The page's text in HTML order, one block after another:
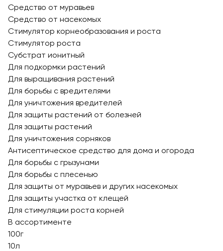
Средство от муравьев
Средство от насекомых
Стимулятор корнеобразования и роста
Стимулятор роста
Субстрат ионитный
Для подкормки растений
Для выращивания растений
Для борьбы с вредителями
Для уничтожения вредителей
Для защиты растений от болезней
Для защиты растений
Для уничтожения сорняков
Антисептическое средство для дома и огорода
Для борьбы с грызунами
Для борьбы с плесенью
Для защиты от муравьев и других насекомых
Для защиты участка от клещей
Для стимуляции роста корней
В ассортименте
100г
10л